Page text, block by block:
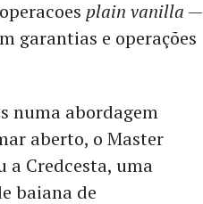
plain vanilla —
garantias e operações
numa abordagem
aberto, o Master
a Credcesta, uma
baiana de